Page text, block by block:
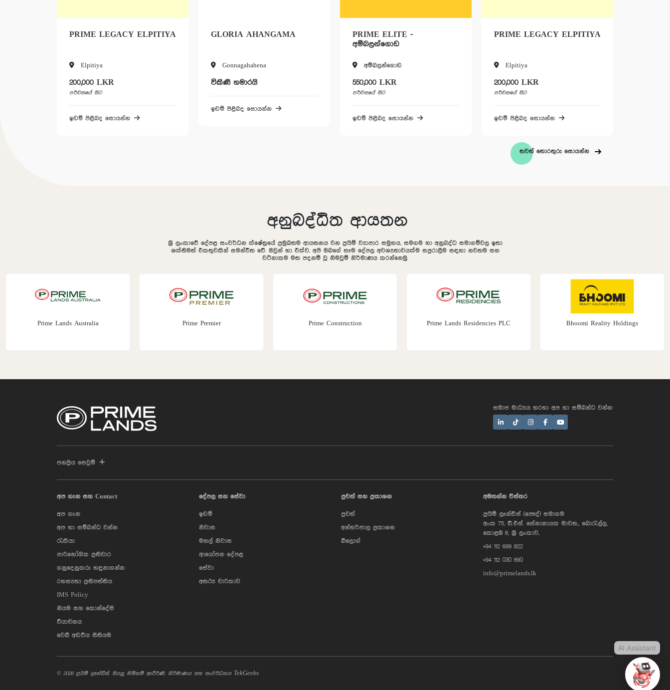
PRIME LEGACY ELPITIYA
Elpitiya
200,000 LKR
පර්චසයේ සිට
ඉඩම් පිළිබද සොයන්න
GLORIA AHANGAMA
Gonnagahahena
විකිණී හමාරයි
ඉඩම් පිළිබද සොයන්න
PRIME ELITE -
අම්බලන්ගොඩ
අම්බලන්ගොඩ
550,000 LKR
පර්චසයේ සිට
ඉඩම් පිළිබද සොයන්න
PRIME LEGACY ELPITIYA
Elpitiya
200,000 LKR
පර්චසයේ සිට
ඉඩම් පිළිබද සොයන්න
තවත් තොරතුරු සොයන්න
අනුබද්ධිත ආයතන
ශ්‍රී ලංකාවේ දේපළ සංවර්ධන ක්ෂේත්‍රයේ ප්‍රමුඛතම ආයතනය වන ප්‍රයිම් ව්‍යාපාර සමුහය, සමගම හා අනුබද්ධ සමාගම්වල ඉතා
ශක්තිමත් එකතුවකින් සමන්විත වේ. ඔවුන් හා එක්ව, අපි ඔබගේ සෑම දේපල අවශ්‍යතාවයක්ම සපුරාලීම සඳහා නවතම සහ
වටිනාකම මත පදනම් වූ නිමවුම් නිර්මාණය කරන්නෙමු.
Prime Lands Australia Prime Premier Prime Construction Prime Lands Residencies PLC Bhoomi Reality Holdings
සමාජ මාධ්‍යය හරහා අප හා සම්බන්ධ වන්න:
ජනප්‍රිය සෙවුම්
අප ගැන සහ Contact
අප ගැන
අප හා සම්බන්ධ වන්න
රැකියා
පාරිභෝගික ප්‍රතිචාර
ගනුදෙනුකරු හඳුනාගන්න
රහස්‍යතා ප්‍රතිපත්තිය
IMS Policy
නියම සහ කොන්දේසි
වියාචනය
වෙබ් අඩවිය සිතියම
දේපල සහ සේවා
ඉඩම්
නිවාස
මහල් නිවාස
ආයෝජන දේපළ
සේවා
අතථ්‍ය චාරිකාව
පුවත් සහ ප්‍රකාශන
පුවත්
අන්තර්ජාල ප්‍රකාශන
බ්ලොග්
අමතන්න විස්තර
ප්‍රයිම් ලෑන්ඩ්ස් (පෞද්) සමාගම
අංක 75, ඩී.එස්. සේනානායක මාවත,, බොරැල්ල,
කොළඹ 8, ශ්‍රී ලංකාව,
+94 112 699 822
+94 112 030 890
info@primelands.lk
© 2026 ප්‍රයිම් ලෑන්ඩ්ස්. සියලු හිමිකම් ඇවිරිණි. නිර්මාණය සහ සංවර්ධනය TekGeeks
AI Assistant
Hi, I'm Prime Bee, Your AI
Assistant!
Tap the Call button above to talk
message below and I'll be happy to